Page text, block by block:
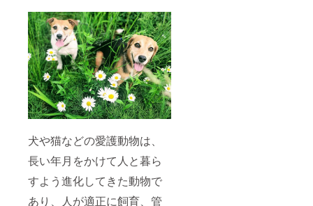
犬や猫などの愛護動物は、
長い年月をかけて人と暮ら
すよう進化してきた動物で
あり、人が適正に飼育、管